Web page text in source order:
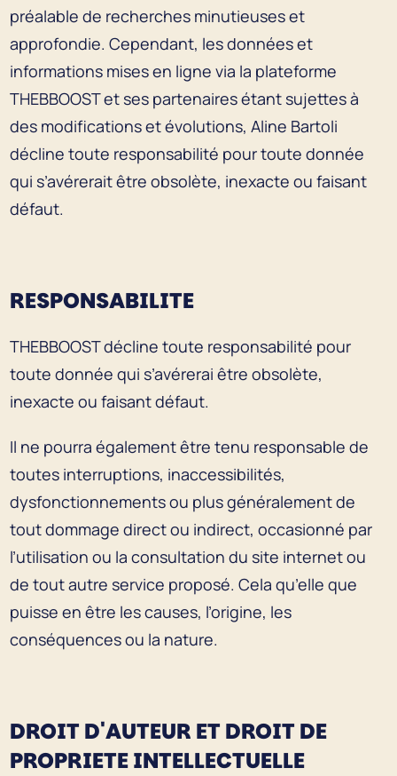
préalable de recherches minutieuses et
approfondie. Cependant, les données et
informations mises en ligne via la plateforme
THEBBOOST et ses partenaires étant sujettes à
des modifications et évolutions, Aline Bartoli
décline toute responsabilité pour toute donnée
qui s’avérerait être obsolète, inexacte ou faisant
défaut.
RESPONSABILITE
THEBBOOST décline toute responsabilité pour
toute donnée qui s’avérerai être obsolète,
inexacte ou faisant défaut.
Il ne pourra également être tenu responsable de
toutes interruptions, inaccessibilités,
dysfonctionnements ou plus généralement de
tout dommage direct ou indirect, occasionné par
l’utilisation ou la consultation du site internet ou
de tout autre service proposé. Cela qu’elle que
puisse en être les causes, l’origine, les
conséquences ou la nature.
DROIT D'AUTEUR ET DROIT DE
PROPRIETE INTELLECTUELLE